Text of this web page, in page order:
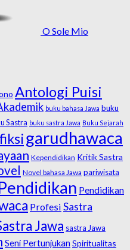
O Sole Mio
Antologi Puisi
buku bahasa Jawa buku
Sastra buku sastra Jawa Buku Sejarah
fiksigarudhawaca
Kependidikan Kritik Sastra
Novel bahasa Jawa pariwisata
Pendidikan
Profesi Sastra
Jawa sastra Jawa
Seni Pertunjukan Spiritualitas